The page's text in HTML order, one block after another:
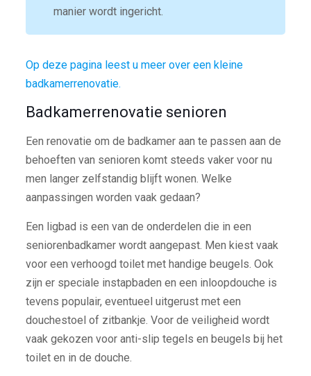
manier wordt ingericht.
Op deze pagina leest u meer over een kleine
badkamerrenovatie.
Badkamerrenovatie senioren
Een renovatie om de badkamer aan te passen aan de
behoeften van senioren komt steeds vaker voor nu
men langer zelfstandig blijft wonen. Welke
aanpassingen worden vaak gedaan?
Een ligbad is een van de onderdelen die in een
seniorenbadkamer wordt aangepast. Men kiest vaak
voor een verhoogd toilet met handige beugels. Ook
zijn er speciale instapbaden en een inloopdouche is
tevens populair, eventueel uitgerust met een
douchestoel of zitbankje. Voor de veiligheid wordt
vaak gekozen voor anti-slip tegels en beugels bij het
toilet en in de douche.